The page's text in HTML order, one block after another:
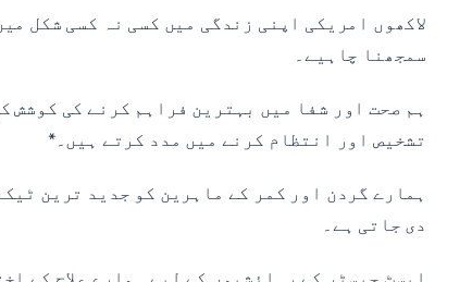
لاکھوں امریکی اپنی زندگی میں کسی نہ کسی شکل
سمجھنا چاہیے۔
ہم صحت اور شفا میں بہترین فراہم کرنے کی
تشخیص اور انتظام کرنے میں مدد کرتے ہیں۔*
ہمارے گردن اور کمر کے ماہرین کو جدید ترین
دی جاتی ہے۔